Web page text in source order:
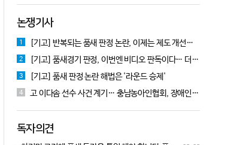
논쟁기사
1 [기고] 반복되는 품새 판정 논란, 이제는 제도 개선을 논의할 때!
2 [기고] 품새경기 판정, 이번엔 비디오 판독이다… 더 이상 미룰 수 없다
3 [기고] 품새 판정 논란 해법은 '라운드 승제'
4 고 이다솜 선수 사건 계기… 충남농아인협회, 장애인체육 제도개선 9개 정책 제안
독자의견